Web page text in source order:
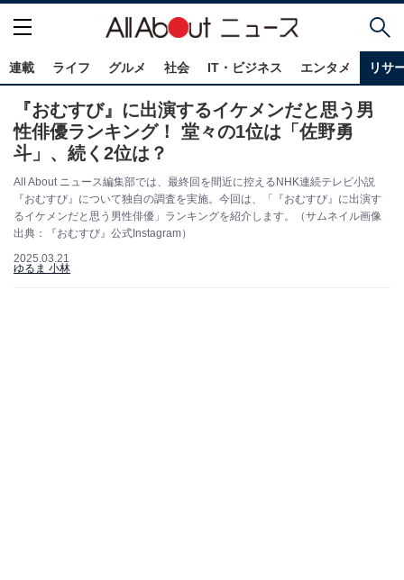
連載 ライフ グルメ 社会 IT・ビジネス エンタメ リサ
『おむすび』に出演するイケメンだと思う男
性俳優ランキング！ 堂々の1位は「佐野勇
斗」、続く2位は？
All About ニュース編集部では、最終回を間近に控えるNHK連続テレビ小説
『おむすび』について独自の調査を実施。今回は、「『おむすび』に出演す
るイケメンだと思う男性俳優」ランキングを紹介します。（サムネイル画像
出典：『おむすび』公式Instagram）
2025.03.21
ゆるま 小林